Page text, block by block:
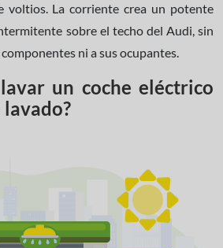
voltios. La corriente crea un potente
sobre el techo del Audi, sin
ni a sus ocupantes.
un coche eléctrico